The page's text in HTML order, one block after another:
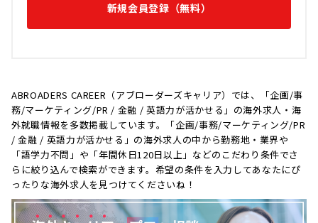
新規会員登録（無料）
ABROADERS CAREER（アブローダーズキャリア）では、「企画/事
務/マーケティング/PR / 金融 / 英語力が活かせる」の海外求人・海
外就職情報を多数掲載しています。「企画/事務/マーケティング/PR
/ 金融 / 英語力が活かせる」の海外求人の中から勤務地・業界や
「語学力不問」や「年間休日120日以上」などのこだわり条件でさ
らに絞り込んで検索ができます。希望の条件を入力してあなたにぴ
ったりな海外求人を見つけてくださいね！